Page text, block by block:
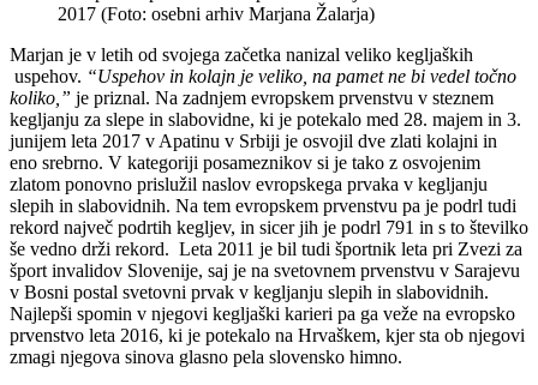
2017 (Foto: osebni arhiv Marjana Žalarja)
Marjan je v letih od svojega začetka nanizal veliko kegljaških
uspehov. “Uspehov in kolajn je veliko, na pamet ne bi vedel točno
koliko,” je priznal. Na zadnjem evropskem prvenstvu v steznem
kegljanju za slepe in slabovidne, ki je potekalo med 28. majem in 3.
junijem leta 2017 v Apatinu v Srbiji je osvojil dve zlati kolajni in
eno srebrno. V kategoriji posameznikov si je tako z osvojenim
zlatom ponovno prislužil naslov evropskega prvaka v kegljanju
slepih in slabovidnih. Na tem evropskem prvenstvu pa je podrl tudi
rekord največ podrtih kegljev, in sicer jih je podrl 791 in s to številko
še vedno drži rekord. Leta 2011 je bil tudi športnik leta pri Zvezi za
šport invalidov Slovenije, saj je na svetovnem prvenstvu v Sarajevu
v Bosni postal svetovni prvak v kegljanju slepih in slabovidnih.
Najlepši spomin v njegovi kegljaški karieri pa ga veže na evropsko
prvenstvo leta 2016, ki je potekalo na Hrvaškem, kjer sta ob njegovi
zmagi njegova sinova glasno pela slovensko himno.